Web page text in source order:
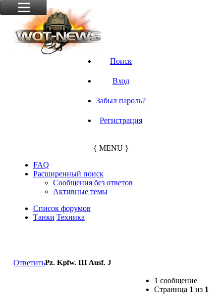
Поиск
Вход
Забыл пароль?
Регистрация
{ MENU }
FAQ
Расширенный поиск
Сообщения без ответов
Активные темы
Список форумов
Танки Техника
1 сообщение
Страница 1 из 1
ОтветитьPz. Kpfw. III Ausf. J